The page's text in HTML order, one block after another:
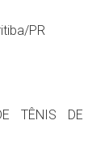
PR
TÊNIS DE